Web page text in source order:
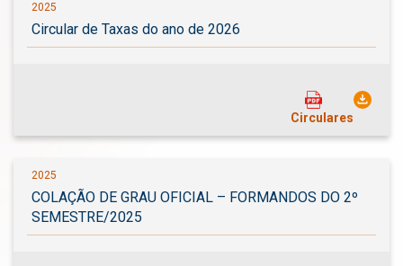
2025
Circular de Taxas do ano de 2026
Circulares
2025
COLAÇÃO DE GRAU OFICIAL – FORMANDOS DO 2º
SEMESTRE/2025